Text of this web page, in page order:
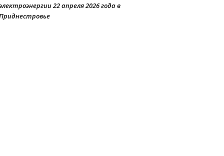
22 апреля 2026 года в